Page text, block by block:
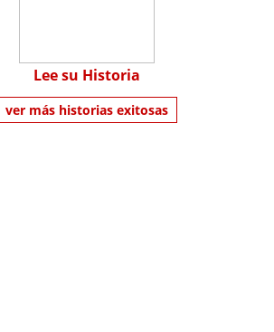
Lee su Historia
ver más historias exitosas